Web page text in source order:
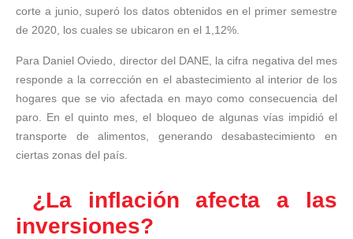
corte a junio, superó los datos obtenidos en el primer semestre
de 2020, los cuales se ubicaron en el 1,12%.
Para Daniel Oviedo, director del DANE, la cifra negativa del mes
responde a la corrección en el abastecimiento al interior de los
hogares que se vio afectada en mayo como consecuencia del
paro. En el quinto mes, el bloqueo de algunas vías impidió el
transporte de alimentos, generando desabastecimiento en
ciertas zonas del país.
¿La inflación afecta a las
inversiones?